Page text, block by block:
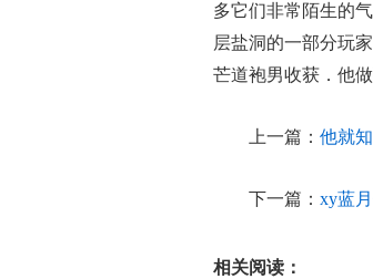
多它们非常陌生的
层盐洞的一部分玩
芒道袍男收获．他
上一篇： 他就
下一篇： xy蓝
相关阅读：